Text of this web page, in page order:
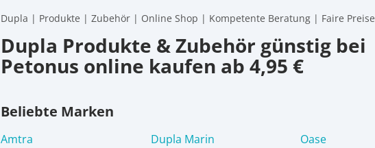
Dupla | Produkte | Zubehör | Online Shop | Kompetente Beratung | Faire Preise
Dupla Produkte & Zubehör günstig bei
Petonus online kaufen ab 4,95 €
Beliebte Marken
Amtra
Dupla Marin
Oase